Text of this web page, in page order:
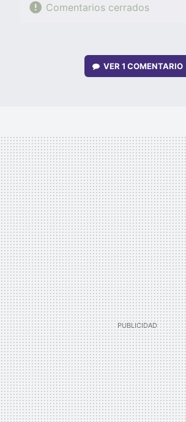
Comentarios cerrados
VER 1 COMENTARIO